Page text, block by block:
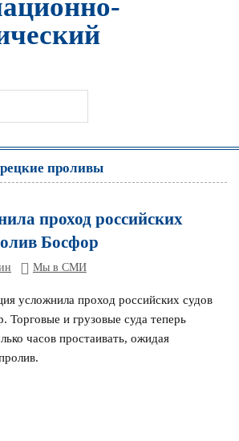
проливы
проход российских
Босфор
Мы в СМИ
усложнила проход российских судов
Торговые и грузовые суда теперь
часов простаивать, ожидая